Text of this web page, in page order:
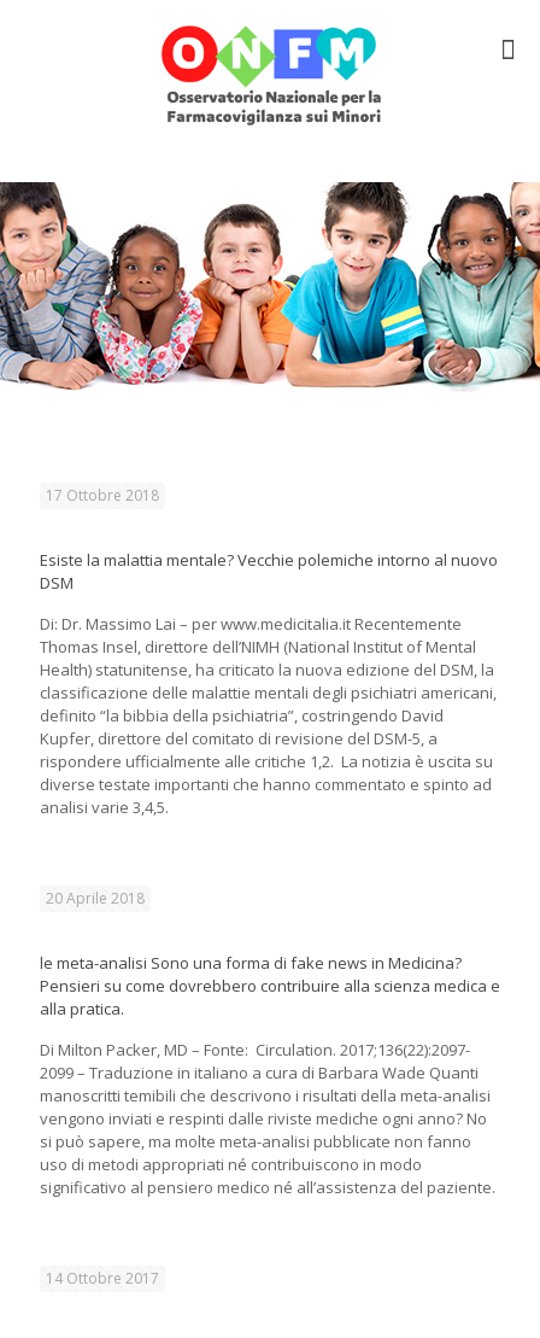
17 Ottobre 2018
Esiste la malattia mentale? Vecchie polemiche intorno al nuovo
DSM
Di: Dr. Massimo Lai – per www.medicitalia.it Recentemente
Thomas Insel, direttore dell’NIMH (National Institut of Mental
Health) statunitense, ha criticato la nuova edizione del DSM, la
classificazione delle malattie mentali degli psichiatri americani,
definito “la bibbia della psichiatria”, costringendo David
Kupfer, direttore del comitato di revisione del DSM-5, a
rispondere ufficialmente alle critiche 1,2. La notizia è uscita su
diverse testate importanti che hanno commentato e spinto ad
analisi varie 3,4,5.
20 Aprile 2018
le meta-analisi Sono una forma di fake news in Medicina?
Pensieri su come dovrebbero contribuire alla scienza medica e
alla pratica.
Di Milton Packer, MD – Fonte: Circulation. 2017;136(22):2097-
2099 – Traduzione in italiano a cura di Barbara Wade Quanti
manoscritti temibili che descrivono i risultati della meta-analisi
vengono inviati e respinti dalle riviste mediche ogni anno? No
si può sapere, ma molte meta-analisi pubblicate non fanno
uso di metodi appropriati né contribuiscono in modo
significativo al pensiero medico né all’assistenza del paziente.
14 Ottobre 2017